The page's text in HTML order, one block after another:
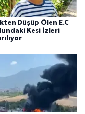
Düşüp Ölen E.C
Kesi İzleri